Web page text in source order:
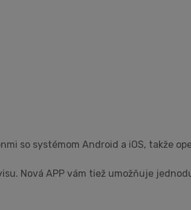
so systémom Android a iOS, takže
Nová APP vám tiež umožňuje